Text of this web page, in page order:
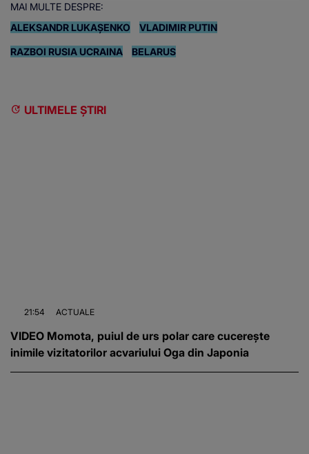
MAI MULTE DESPRE:
ALEKSANDR LUKAŞENKO
VLADIMIR PUTIN
RAZBOI RUSIA UCRAINA BELARUS
ULTIMELE ȘTIRI
21:54 ACTUALE
VIDEO Momota, puiul de urs polar care cucerește
inimile vizitatorilor acvariului Oga din Japonia